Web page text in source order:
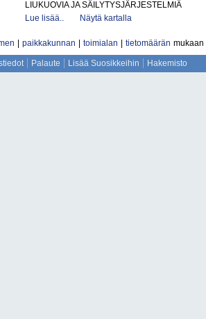
LIUKUOVIA JA SÄILYTYSJÄRJESTELMIÄ
Lue lisää..
Näytä kartalla
paikkakunnan toimialan tietomäärän mukaan
Palaute Lisää Suosikkeihin Hakemisto